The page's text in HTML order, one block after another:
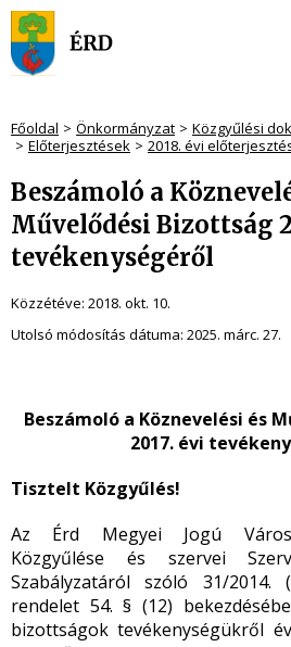
Főoldal Önkormányzat
Közgyűlési
Előterjesztések
2018. évi
Beszámoló a
Művelődési Bizottság
tevékenységéről
Közzétéve: 2018. okt. 10.
Utolsó módosítás dátuma: 2025. márc. 27.
Beszámoló a Köznevelési és
2017. évi
Tisztelt Közgyűlés!
Az Érd Megyei Jogú Város
Közgyűlése és szervei
Szabályzatáról szóló 31/2014.
rendelet 54. § (12)
bizottságok tevékenységükről